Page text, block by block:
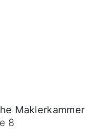
Maklerkammer
8